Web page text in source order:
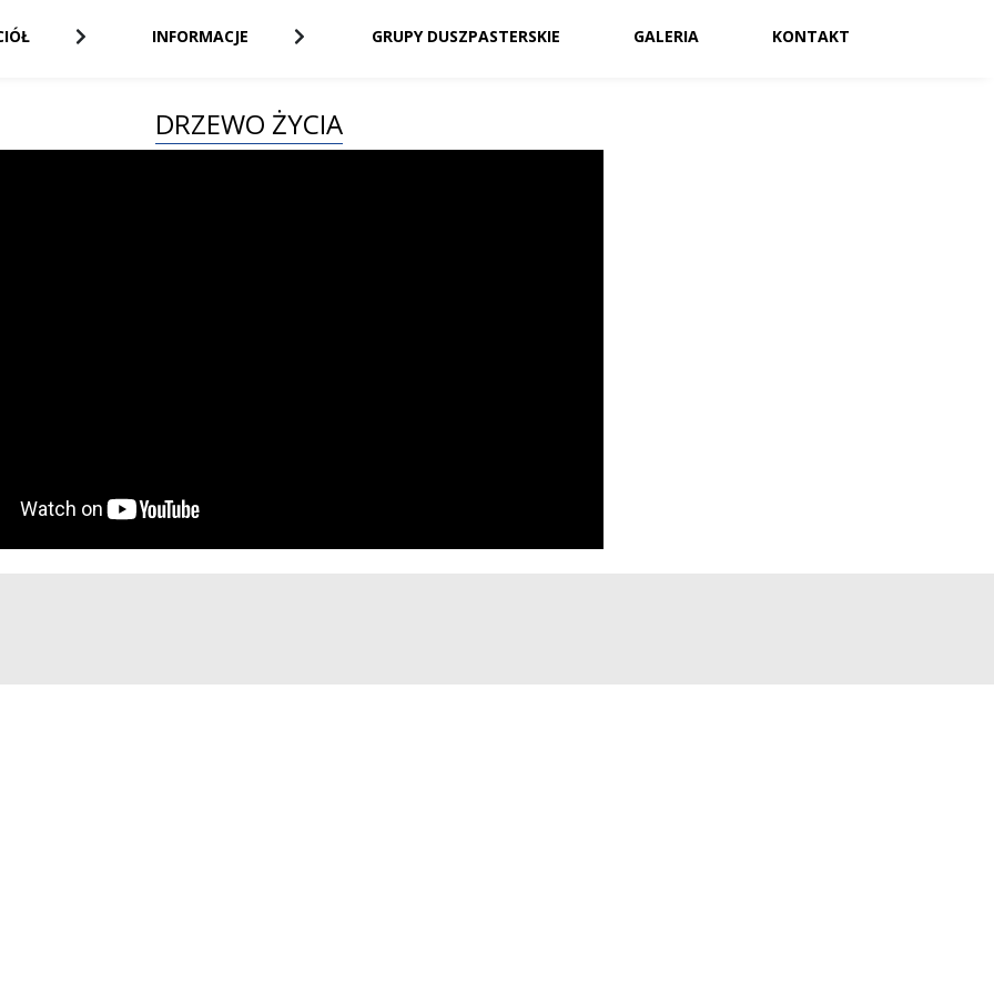
INFORMACJE GRUPY DUSZPASTERSKIE GALERIA KONTAKT
DRZEWO ŻYCIA